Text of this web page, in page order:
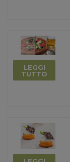
LEGGI
TUTTO